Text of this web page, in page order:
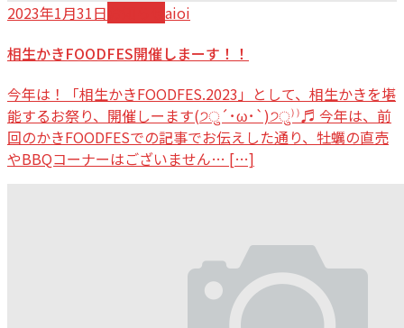
2023年1月31日
aioi
相生かきFOODFES開催しまーす！！
今年は！「相生かきFOODFES.2023」として、相生かきを堪
能するお祭り、開催しーます(੭ु´･ω･`)੭ु⁾⁾♬ 今年は、前
回のかきFOODFESでの記事でお伝えした通り、牡蠣の直売
やBBQコーナーはございません… […]